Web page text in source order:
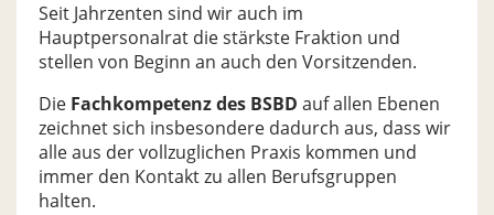
Seit Jahrzenten sind wir auch im
Hauptpersonalrat die stärkste Fraktion und
stellen von Beginn an auch den Vorsitzenden.
Die Fachkompetenz des BSBD auf allen Ebenen
zeichnet sich insbesondere dadurch aus, dass wir
alle aus der vollzuglichen Praxis kommen und
immer den Kontakt zu allen Berufsgruppen
halten.